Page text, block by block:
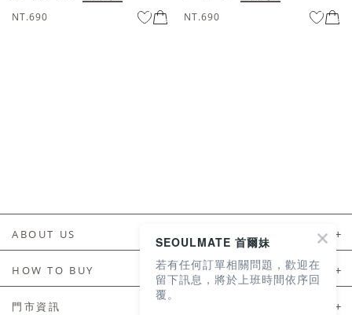
NT.690
NT.690
ABOUT US
HOW TO BUY
如何購買
門市資訊
SEOULMATE 首爾妹
若有任何訂單相關問題，歡迎在
留下訊息，將於上班時間依序回
覆。